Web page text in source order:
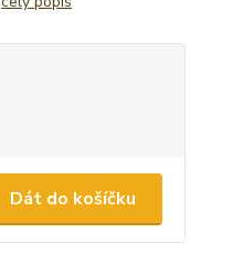
Dát do košíčku